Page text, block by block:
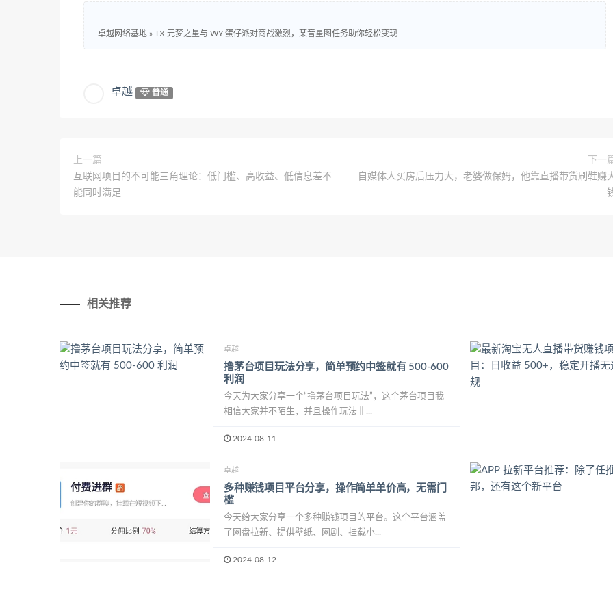
卓越网络基地 » TX 元梦之星与 WY 蛋仔派对商战激烈，某音星图任务助你轻松变现
卓越 普通
上一篇
互联网项目的不可能三角理论：低门槛、高收益、低信息差不
能同时满足
下一
自媒体人买房后压力大，老婆做保姆，他靠直播带货刷鞋赚
相关推荐
卓越
撸茅台项目玩法分享，简单预约中签就有 500-600
利润
今天为大家分享一个“撸茅台项目玩法”，这个茅台项目我
相信大家并不陌生，并且操作玩法非...
2024-08-11
卓越
多种赚钱项目平台分享，操作简单单价高，无需门
槛
今天给大家分享一个多种赚钱项目的平台。这个平台涵盖
了网盘拉新、提供壁纸、网剧、挂载小...
2024-08-12